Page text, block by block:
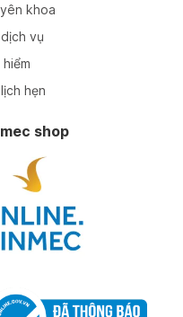
khoa
vụ
hẹn
shop